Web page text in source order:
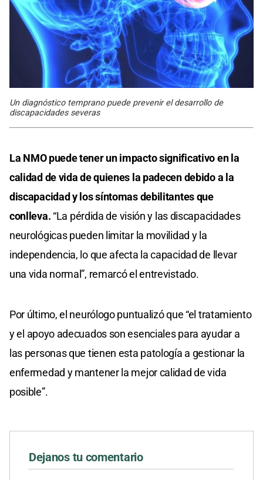
Un diagnóstico temprano puede prevenir el desarrollo de
discapacidades severas
La NMO puede tener un impacto significativo en la
calidad de vida de quienes la padecen debido a la
discapacidad y los síntomas debilitantes que
conlleva. “La pérdida de visión y las discapacidades
neurológicas pueden limitar la movilidad y la
independencia, lo que afecta la capacidad de llevar
una vida normal”, remarcó el entrevistado.
Por último, el neurólogo puntualizó que “el tratamiento
y el apoyo adecuados son esenciales para ayudar a
las personas que tienen esta patología a gestionar la
enfermedad y mantener la mejor calidad de vida
posible”.
Dejanos tu comentario